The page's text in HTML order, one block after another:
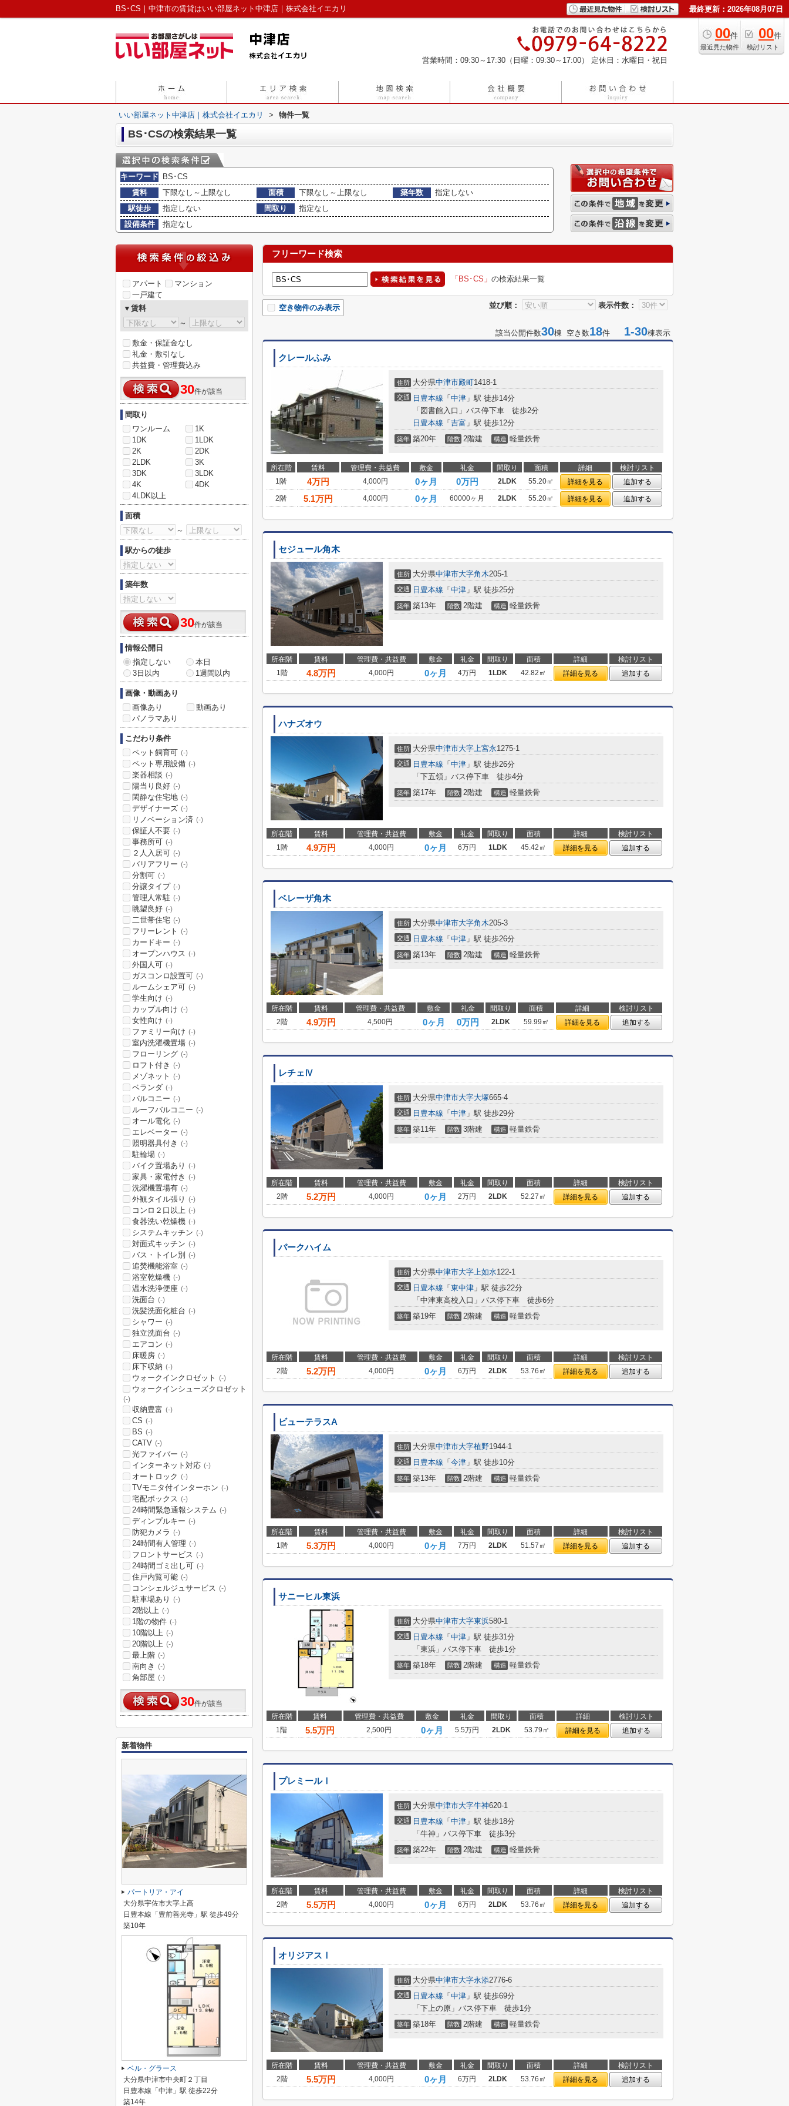
BS･CS｜中津市の賃貸はいい部屋ネット中津店｜株式会社イエカリ 最終更新：2026年08月07日
00件
最近見た物件
00件
検討リスト
営業時間：09:30～17:30（日曜：09:30～17:00） 定休日：水曜日・祝日
いい部屋ネット中津店｜株式会社イエカリ > 物件一覧
BS･CSの検索結果一覧
キーワード
BS･CS
賃料
下限なし～上限なし 面積 下限なし～上限なし 築年数
指定しない
駅徒歩
指定しない 間取り
指定なし
設備条件
指定なし
フリーワード検索
「BS･CS」 の検索結果一覧
並び順： 表示件数：
空き物件のみ表示
該当公開件数30棟 空き数18件 1-30棟表示
クレールふみ
住所 大分県中津市殿町1418-1
交通 日豊本線 「 中津 」駅 徒歩14分
「図書館入口」バス停下車 徒歩2分
日豊本線 「 吉富 」駅 徒歩12分
築年 築20年 階数 2階建 構造 軽量鉄骨
所在階 賃料 管理費・共益費 敷金 礼金 間取り 面積 詳細
検討リスト
1階
4万円 4,000円 0ヶ月 0万円 2LDK 55.20㎡ 詳細を見る
追加する
2階
5.1万円 4,000円 0ヶ月 60000ヶ月 2LDK 55.20㎡ 詳細を見る 追加する
セジュール角木
住所 大分県中津市大字角木205-1
交通 日豊本線 「 中津 」駅 徒歩25分
築年 築13年 階数 2階建 構造 軽量鉄骨
所在階 賃料 管理費・共益費 敷金 礼金 間取り 面積 詳細
検討リスト
1階
4.8万円 4,000円 0ヶ月 4万円 1LDK 42.82㎡ 詳細を見る 追加する
ハナズオウ
住所 大分県中津市大字上宮永1275-1
交通 日豊本線 「 中津 」駅 徒歩26分
「下五領」バス停下車 徒歩4分
築年 築17年 階数 2階建 構造 軽量鉄骨
所在階 賃料 管理費・共益費 敷金 礼金 間取り 面積 詳細
検討リスト
1階
4.9万円 4,000円 0ヶ月 6万円 1LDK 45.42㎡ 詳細を見る 追加する
ベレーザ角木
住所 大分県中津市大字角木205-3
交通 日豊本線 「 中津 」駅 徒歩26分
築年 築13年 階数 2階建 構造 軽量鉄骨
所在階 賃料 管理費・共益費 敷金 礼金 間取り 面積 詳細
検討リスト
2階
4.9万円 4,500円 0ヶ月 0万円 2LDK 59.99㎡ 詳細を見る 追加する
レチェⅣ
住所 大分県中津市大字大塚665-4
交通 日豊本線 「 中津 」駅 徒歩29分
築年 築11年 階数 3階建 構造 軽量鉄骨
所在階 賃料 管理費・共益費 敷金 礼金 間取り 面積 詳細
検討リスト
2階
5.2万円 4,000円 0ヶ月 2万円 2LDK 52.27㎡ 詳細を見る 追加する
パークハイム
住所 大分県中津市大字上如水122-1
交通 日豊本線 「 東中津 」駅 徒歩22分
「中津東高校入口」バス停下車 徒歩6分
築年 築19年 階数 2階建 構造 軽量鉄骨
所在階 賃料 管理費・共益費 敷金 礼金 間取り 面積 詳細
検討リスト
2階
5.2万円 4,000円 0ヶ月 6万円 2LDK 53.76㎡ 詳細を見る 追加する
ビューテラスA
住所 大分県中津市大字植野1944-1
交通 日豊本線 「 今津 」駅 徒歩10分
築年 築13年 階数 2階建 構造 軽量鉄骨
所在階 賃料 管理費・共益費 敷金 礼金 間取り 面積 詳細
検討リスト
1階
5.3万円 4,000円 0ヶ月 7万円 2LDK 51.57㎡ 詳細を見る 追加する
サニーヒル東浜
住所 大分県中津市大字東浜580-1
交通 日豊本線 「 中津 」駅 徒歩31分
「東浜」バス停下車 徒歩1分
築年 築18年 階数 2階建 構造 軽量鉄骨
所在階 賃料 管理費・共益費 敷金 礼金 間取り 面積 詳細
検討リスト
1階
5.5万円 2,500円 0ヶ月 5.5万円 2LDK 53.79㎡ 詳細を見る 追加する
プレミールⅠ
住所 大分県中津市大字牛神620-1
交通 日豊本線 「 中津 」駅 徒歩18分
「牛神」バス停下車 徒歩3分
築年 築22年 階数 2階建 構造 軽量鉄骨
所在階 賃料 管理費・共益費 敷金 礼金 間取り 面積 詳細
検討リスト
2階
5.5万円 4,000円 0ヶ月 6万円 2LDK 53.76㎡ 詳細を見る 追加する
オリジアスⅠ
住所 大分県中津市大字永添2776-6
交通 日豊本線 「 中津 」駅 徒歩69分
「下上の原」バス停下車 徒歩1分
築年 築18年 階数 2階建 構造 軽量鉄骨
所在階 賃料 管理費・共益費 敷金 礼金 間取り 面積 詳細
検討リスト
2階
5.5万円 4,000円 0ヶ月 6万円 2LDK 53.76㎡ 詳細を見る 追加する
アパート
マンション
一戸建て
▼賃料
～
敷金・保証金なし
礼金・敷引なし
共益費・管理費込み
30件が該当
間取り
ワンルーム
1K
1DK
1LDK
2K
2DK
2LDK
3K
3DK
3LDK
4K
4DK
4LDK以上
面積
～
駅からの徒歩
築年数
30件が該当
情報公開日
指定しない
本日
3日以内
1週間以内
画像・動画あり
画像あり
動画あり
パノラマあり
こだわり条件
ペット飼育可 (-)
ペット専用設備 (-)
楽器相談 (-)
陽当り良好 (-)
閑静な住宅地 (-)
デザイナーズ (-)
リノベーション済 (-)
保証人不要 (-)
事務所可 (-)
２人入居可 (-)
バリアフリー (-)
分割可 (-)
分譲タイプ (-)
管理人常駐 (-)
眺望良好 (-)
二世帯住宅 (-)
フリーレント (-)
カードキー (-)
オープンハウス (-)
外国人可 (-)
ガスコンロ設置可 (-)
ルームシェア可 (-)
学生向け (-)
カップル向け (-)
女性向け (-)
ファミリー向け (-)
室内洗濯機置場 (-)
フローリング (-)
ロフト付き (-)
メゾネット (-)
ベランダ (-)
バルコニー (-)
ルーフバルコニー (-)
オール電化 (-)
エレベーター (-)
照明器具付き (-)
駐輪場 (-)
バイク置場あり (-)
家具・家電付き (-)
洗濯機置場有 (-)
外観タイル張り (-)
コンロ２口以上 (-)
食器洗い乾燥機 (-)
システムキッチン (-)
対面式キッチン (-)
バス・トイレ別 (-)
追焚機能浴室 (-)
浴室乾燥機 (-)
温水洗浄便座 (-)
洗面台 (-)
洗髪洗面化粧台 (-)
シャワー (-)
独立洗面台 (-)
エアコン (-)
床暖房 (-)
床下収納 (-)
ウォークインクロゼット (-)
ウォークインシューズクロゼット
(-)
収納豊富 (-)
CS (-)
BS (-)
CATV (-)
光ファイバー (-)
インターネット対応 (-)
オートロック (-)
TVモニタ付インターホン (-)
宅配ボックス (-)
24時間緊急通報システム (-)
ディンプルキー (-)
防犯カメラ (-)
24時間有人管理 (-)
フロントサービス (-)
24時間ゴミ出し可 (-)
住戸内覧可能 (-)
コンシェルジュサービス (-)
駐車場あり (-)
2階以上 (-)
1階の物件 (-)
10階以上 (-)
20階以上 (-)
最上階 (-)
南向き (-)
角部屋 (-)
30件が該当
新着物件
パートリア・アイ
大分県宇佐市大字上高
日豊本線「豊前善光寺」駅 徒歩49分
築10年
ベル・グラース
大分県中津市中央町２丁目
日豊本線「中津」駅 徒歩22分
築14年